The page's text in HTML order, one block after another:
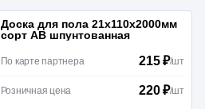
Доска для пола 21х110х2000мм
сорт АВ шпунтованная
По карте партнера 215 ₽/шт
Розничная цена 220 ₽/шт